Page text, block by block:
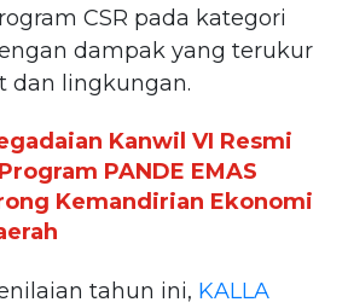
CSR pada kategori
dampak yang terukur
dan lingkungan.
Kanwil VI Resmi
PANDE EMAS
Kemandirian Ekonomi
tahun ini, KALLA